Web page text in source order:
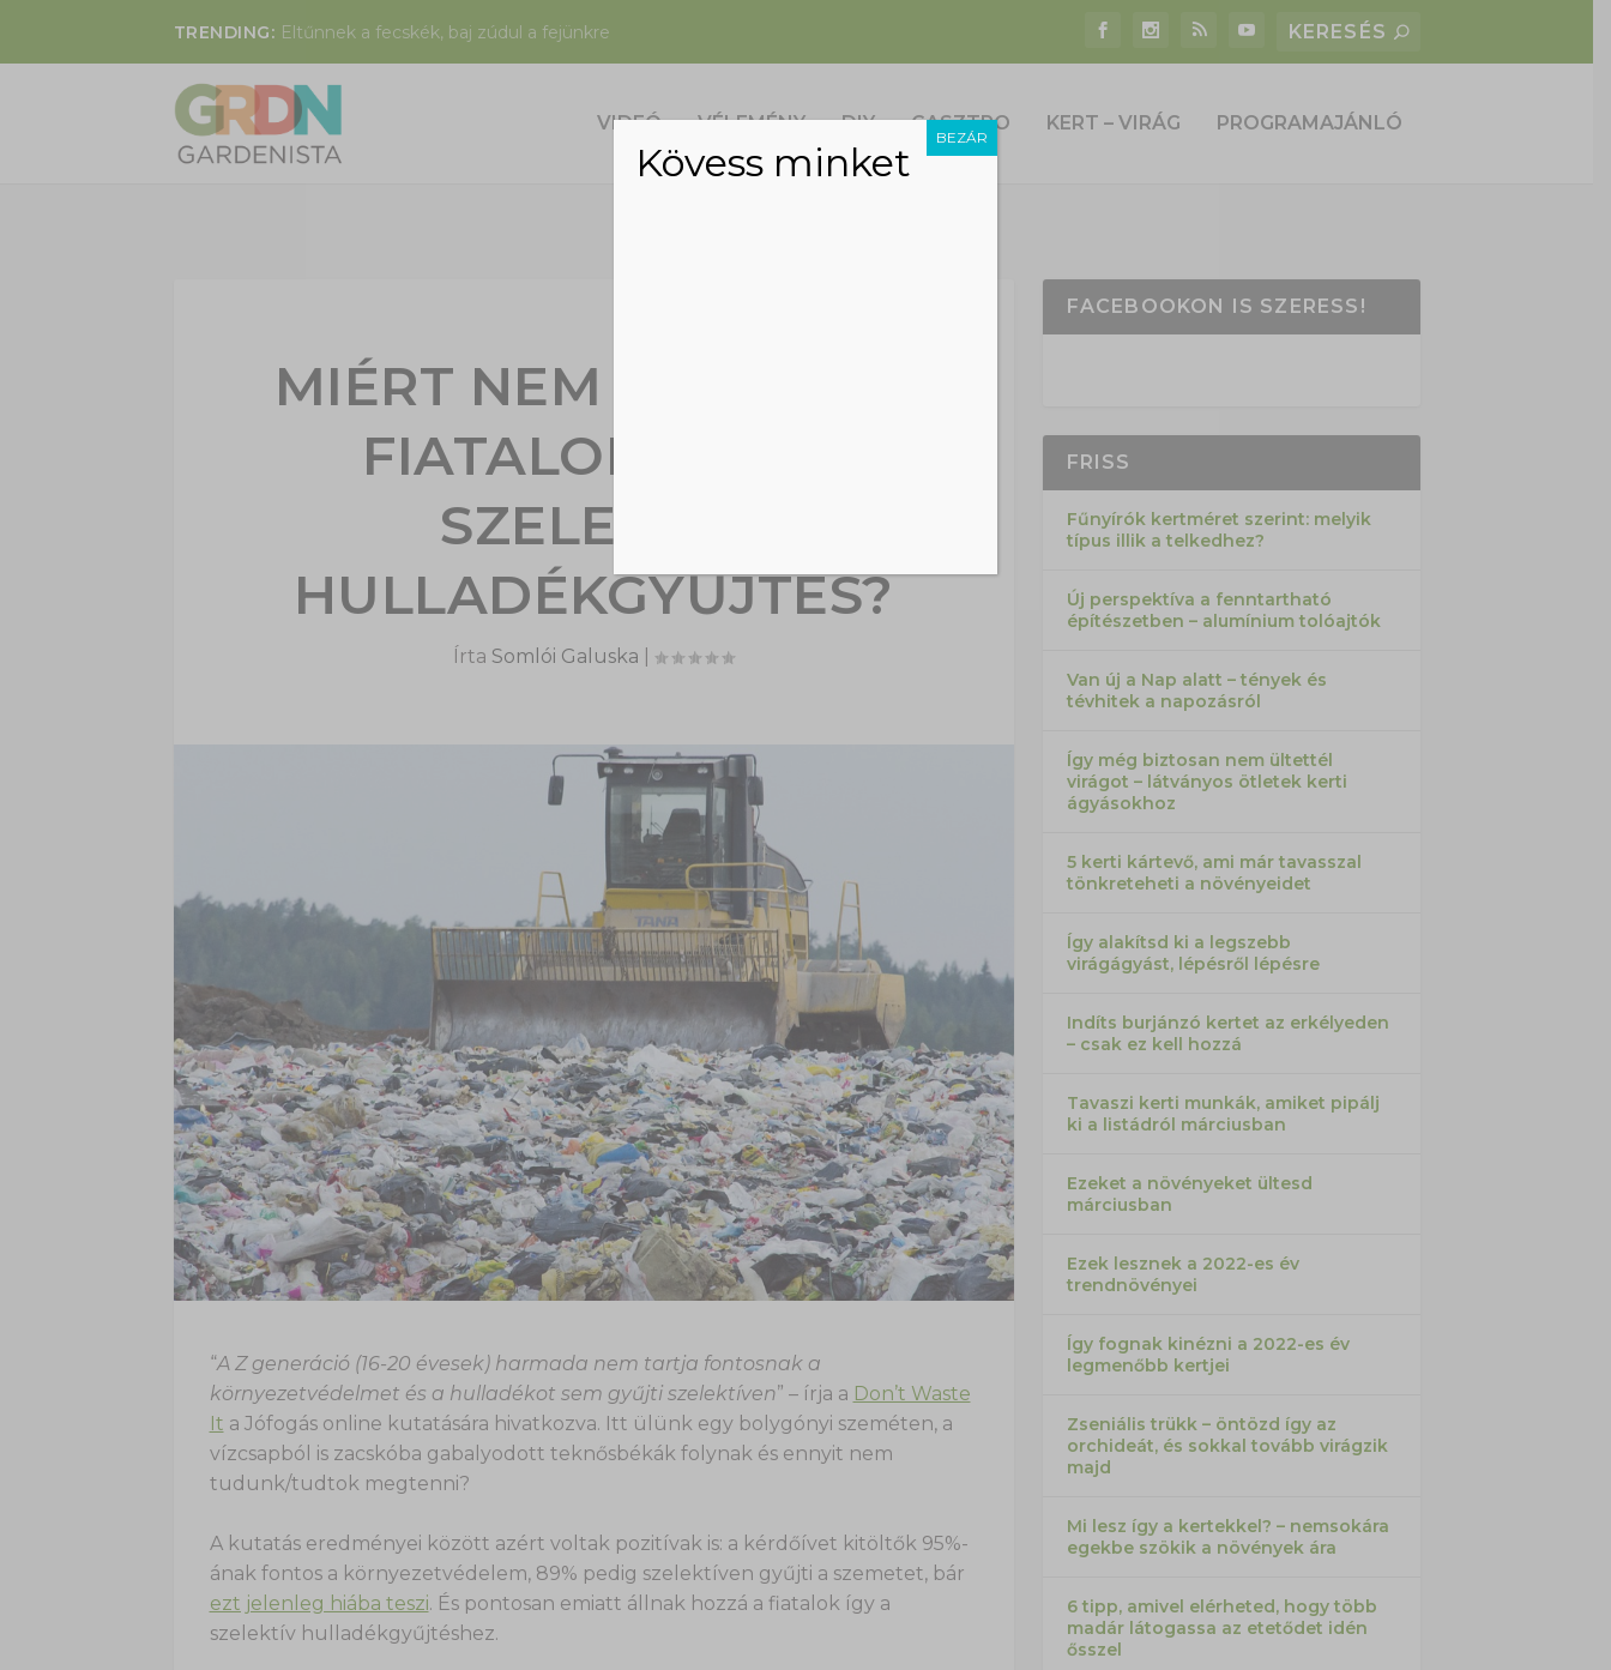
TRENDING: Eltűnnek a fecskék, baj zúdul a fejünkre
VIDEÓ VÉLEMÉNY DIY GASZTRO KERT – VIRÁG PROGRAMAJÁNLÓ
MIÉRT NEM FONTOS A
FIATALOKNAK A
SZELEKTÍV
HULLADÉKGYŰJTÉS?
Írta Somlói Galuska
“A Z generáció (16-20 évesek) harmada nem tartja fontosnak a
környezetvédelmet és a hulladékot sem gyűjti szelektíven” – írja a Don’t Waste
It a Jófogás online kutatására hivatkozva. Itt ülünk egy bolygónyi szeméten, a
vízcsapból is zacskóba gabalyodott teknősbékák folynak és ennyit nem
tudunk/tudtok megtenni?
A kutatás eredményei között azért voltak pozitívak is: a kérdőívet kitöltők 95%-
ának fontos a környezetvédelem, 89% pedig szelektíven gyűjti a szemetet, bár
ezt jelenleg hiába teszi. És pontosan emiatt állnak hozzá a fiatalok így a
szelektív hulladékgyűjtéshez.
FACEBOOKON IS SZERESS!
FRISS
Fűnyírók kertméret szerint: melyik
típus illik a telkedhez?
Új perspektíva a fenntartható
építészetben – alumínium tolóajtók
Van új a Nap alatt – tények és
tévhitek a napozásról
Így még biztosan nem ültettél
virágot – látványos ötletek kerti
ágyásokhoz
5 kerti kártevő, ami már tavasszal
tönkreteheti a növényeidet
Így alakítsd ki a legszebb
virágágyást, lépésről lépésre
Indíts burjánzó kertet az erkélyeden
– csak ez kell hozzá
Tavaszi kerti munkák, amiket pipálj
ki a listádról márciusban
Ezeket a növényeket ültesd
márciusban
Ezek lesznek a 2022-es év
trendnövényei
Így fognak kinézni a 2022-es év
legmenőbb kertjei
Zseniális trükk – öntözd így az
orchideát, és sokkal tovább virágzik
majd
Mi lesz így a kertekkel? – nemsokára
egekbe szökik a növények ára
6 tipp, amivel elérheted, hogy több
madár látogassa az etetődet idén
ősszel
Kövess minket
BEZÁR